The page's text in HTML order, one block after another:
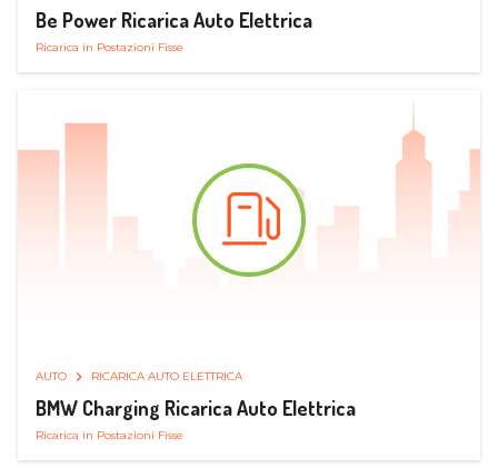
Be Power Ricarica Auto Elettrica
Ricarica in Postazioni Fisse
AUTO RICARICA AUTO ELETTRICA
BMW Charging Ricarica Auto Elettrica
Ricarica in Postazioni Fisse